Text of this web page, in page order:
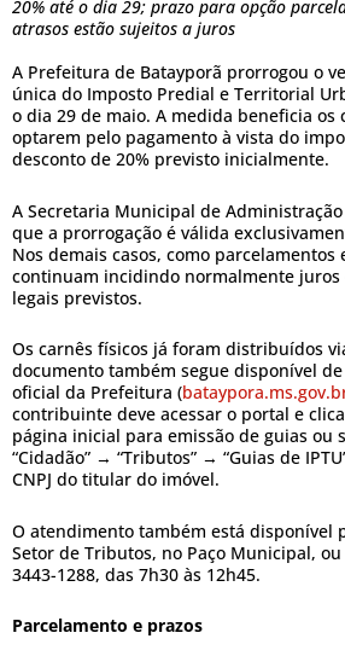
20% até o dia 29; prazo para opção
atrasos estão sujeitos a juros
A Prefeitura de Batayporã prorrogou o
única do Imposto Predial e Territorial
o dia 29 de maio. A medida beneficia
optarem pelo pagamento à vista do
desconto de 20% previsto inicialmente.
A Secretaria Municipal de
que a prorrogação é válida
Nos demais casos, como parcelamentos
continuam incidindo normalmente juros
legais previstos.
Os carnês físicos já foram distribuídos
documento também segue disponível
oficial da Prefeitura (
contribuinte deve acessar o portal e
página inicial para emissão de guias ou
“Cidadão” → “Tributos” → “Guias de
CNPJ do titular do imóvel.
O atendimento também está disponível
Setor de Tributos, no Paço Municipal,
3443-1288, das 7h30 às 12h45.
Parcelamento e prazos